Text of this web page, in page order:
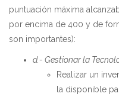
puntuación máxima
por encima de 400 y de
son importantes):
d.- Gestionar la
Realizar un
la disponible